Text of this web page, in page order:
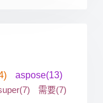
aspose(13)
需要(7)